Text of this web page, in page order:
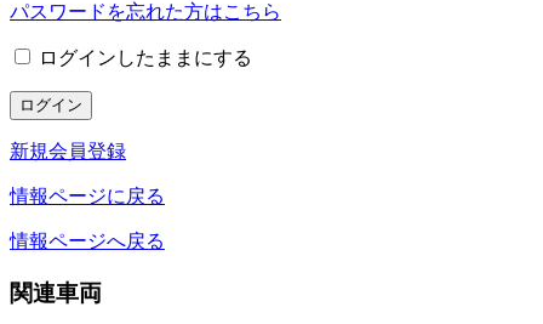
パスワードを忘れた方はこちら
ログインしたままにする
新規会員登録
情報ページに戻る
情報ページへ戻る
関連車両